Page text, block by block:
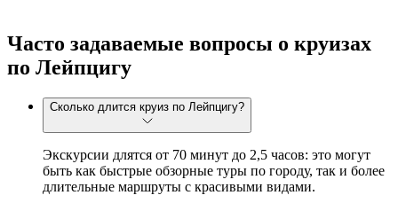
Часто задаваемые вопросы о круизах
по Лейпцигу
Сколько длится круиз по Лейпцигу?
Экскурсии длятся от 70 минут до 2,5 часов: это могут
быть как быстрые обзорные туры по городу, так и более
длительные маршруты с красивыми видами.